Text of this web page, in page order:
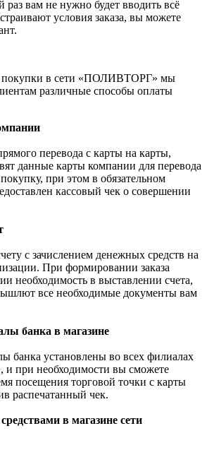
вам не нужно будет вводить всё
условия заказа, вы можете
покупки в сети «ПОЛИВТОРГ» мы
различные способы оплаты
перевода с карты на карты,
данные карты компании для перевода
при этом в обязательном
кассовый чек о совершении
с зачислением денежных средств на
При формировании заказа
необходимость в выставлении счета,
все необходимые документы вам
банка в магазине
банка установлены во всех филиалах
при необходимости вы сможете
посещения торговой точки с карты
распечатанный чек.
в магазине сети